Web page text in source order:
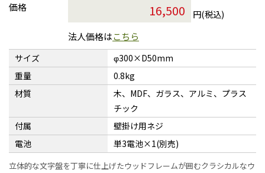
価格
円(税込)
法人価格はこちら
サイズ
φ300×D50mm
重量
0.8kg
材質
木、MDF、ガラス、アルミ、プラス
チック
付属
壁掛け用ネジ
電池
単3電池×1(別売)
立体的な文字盤を丁寧に仕上げたウッドフレームが囲むクラシカルなウ